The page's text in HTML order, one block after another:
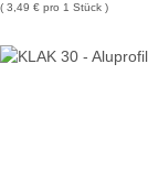
3,49 € pro 1 Stück